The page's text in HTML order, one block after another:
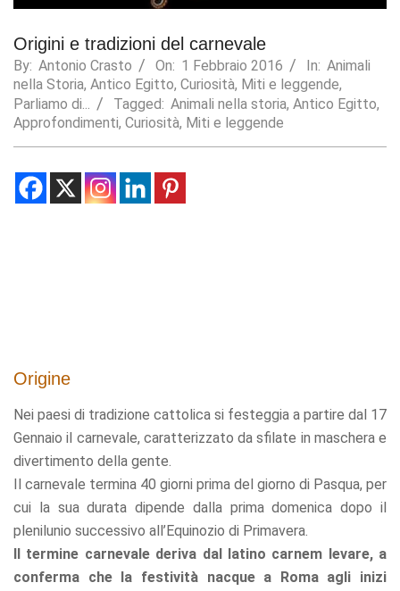
Origini e tradizioni del carnevale
By: Antonio Crasto On: 1 Febbraio 2016 In: Animali
nella Storia, Antico Egitto, Curiosità, Miti e leggende,
Parliamo di...
Tagged: Animali nella storia, Antico Egitto,
Approfondimenti, Curiosità, Miti e leggende
Origine
Nei paesi di tradizione cattolica si festeggia a partire dal 17
Gennaio il carnevale, caratterizzato da sfilate in maschera e
divertimento della gente.
Il carnevale termina 40 giorni prima del giorno di Pasqua, per
cui la sua durata dipende dalla prima domenica dopo il
plenilunio successivo all’Equinozio di Primavera.
Il termine carnevale deriva dal latino carnem levare, a
conferma che la festività nacque a Roma agli inizi
In order for
us to
improve the
website's
functionality
and
structure,
how the
website is
during your
refuse these
some
functionality
will
from the
website.